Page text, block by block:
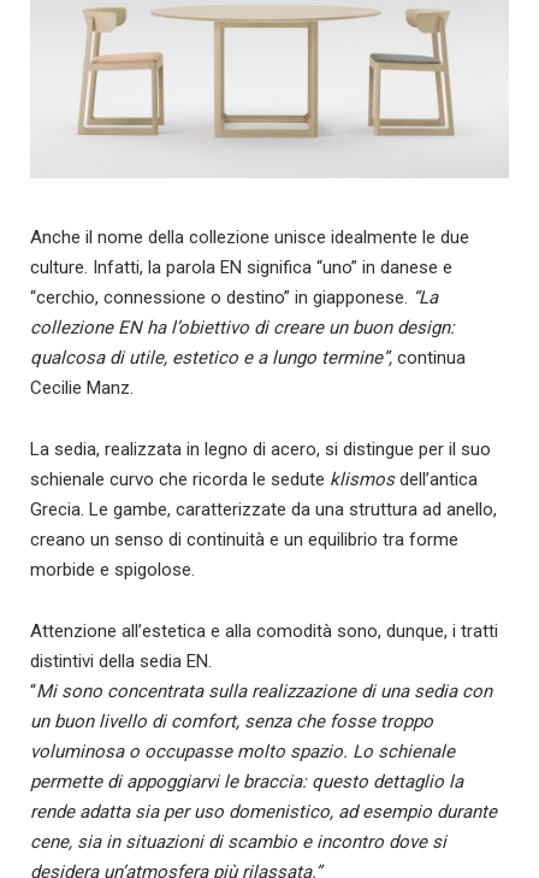
Anche il nome della collezione unisce idealmente le due
culture. Infatti, la parola EN significa “uno” in danese e
“cerchio, connessione o destino” in giapponese. “La
collezione EN ha l’obiettivo di creare un buon design:
qualcosa di utile, estetico e a lungo termine”, continua
Cecilie Manz.
La sedia, realizzata in legno di acero, si distingue per il suo
schienale curvo che ricorda le sedute klismosdell’antica
Grecia. Le gambe, caratterizzate da una struttura ad anello,
creano un senso di continuità e un equilibrio tra forme
morbide e spigolose.
Attenzione all’estetica e alla comodità sono, dunque, i tratti
distintivi della sedia EN.
“Mi sono concentrata sulla realizzazione di una sedia con
un buon livello di comfort, senza che fosse troppo
voluminosa o occupasse molto spazio. Lo schienale
permette di appoggiarvi le braccia: questo dettaglio la
rende adatta sia per uso domenistico, ad esempio durante
cene, sia in situazioni di scambio e incontro dove si
desidera un’atmosfera più rilassata.”